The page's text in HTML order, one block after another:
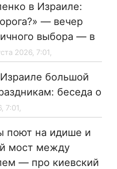
в Израиле:
— вечер
выбора — в
2026, 7:01,
большой
беседа о
7:01,
поют на идише и
мост между
— про киевский